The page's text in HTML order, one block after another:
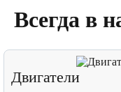
Всегда в
Двигатели